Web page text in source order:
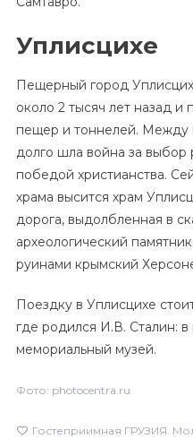
Уплисцихе
Пещерный город
около 2 тысяч лет назад и
пещер и тоннелей. Между
долго шла война за выбор
победой христианства.
храма высится храм
дорога, выдолбленная в
археологический
руинами крымский
Поездку в Уплисцихе
где родился И.В. Сталин: в
мемориальный музей.
Фото: photocentra.ru
Гостеприимная ГРУЗИЯ.